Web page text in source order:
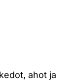
ahot ja